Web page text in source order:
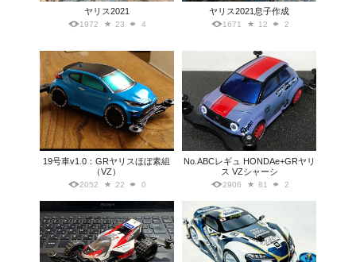
ヤリス2021
1972 23 4
ヤリス2021息子作成
1671 12 2
19号車v1.0：GRヤリスほぼ素組
（VZ）
2052 22 0
No.ABCレギュ HONDAe+GRヤリ
ス VZシャーシ
2906 81 2